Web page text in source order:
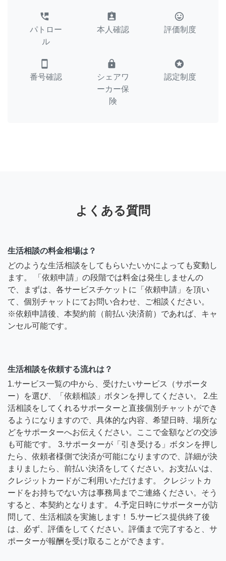
perm_phone_msg
パトロー
ル
assignment_ind
本人確認
tag_faces
評価制度
smartphone
番号確認
lock
シェアワ
ーカー保
険
stars
認定制度
よくある質問
生活相談の料金相場は？
どのような生活相談をしてもらいたいかによっても変動し
ます。 「依頼申請」の段階では料金は発生しませんの
で、まずは、各サービスチケットに「依頼申請」を頂い
て、個別チャットにてお問い合わせ、ご相談ください。
※依頼申請後、本契約前（前払い決済前）であれば、キャ
ンセル可能です。
生活相談を依頼する流れは？
1.サービス一覧の中から、受けたいサービス（サポータ
ー）を選び、「依頼相談」ボタンを押してください。 2.生
活相談をしてくれるサポーターと直接個別チャットができ
るようになりますので、具体的な内容、希望日時、場所な
どをサポーターへお伝えください。ここで金額などの交渉
も可能です。 3.サポーターが「引き受ける」ボタンを押し
たら、依頼者様側で決済が可能になりますので、詳細が決
まりましたら、前払い決済をしてください。お支払いは、
クレジットカードがご利用いただけます。 クレジットカ
ードをお持ちでない方は事務局までご連絡ください。そう
すると、本契約となります。 4.予定日時にサポーターが訪
問して、生活相談を実施します！ 5.サービス提供終了後
は、必ず、評価をしてください。評価まで完了すると、サ
ポーターが報酬を受け取ることができます。